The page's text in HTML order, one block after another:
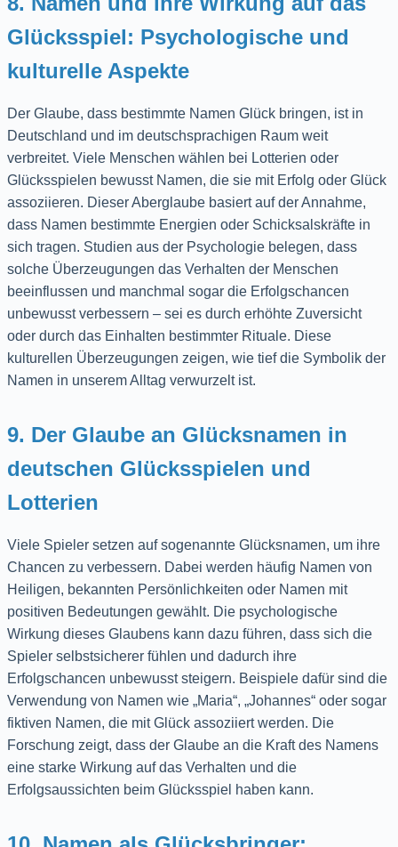
Glücksspiel: Psychologische und
kulturelle Aspekte
Der Glaube, dass bestimmte Namen Glück bringen, ist in
Deutschland und im deutschsprachigen Raum weit
verbreitet. Viele Menschen wählen bei Lotterien oder
Glücksspielen bewusst Namen, die sie mit Erfolg oder Glück
assoziieren. Dieser Aberglaube basiert auf der Annahme,
dass Namen bestimmte Energien oder Schicksalskräfte in
sich tragen. Studien aus der Psychologie belegen, dass
solche Überzeugungen das Verhalten der Menschen
beeinflussen und manchmal sogar die Erfolgschancen
unbewusst verbessern – sei es durch erhöhte Zuversicht
oder durch das Einhalten bestimmter Rituale. Diese
kulturellen Überzeugungen zeigen, wie tief die Symbolik der
Namen in unserem Alltag verwurzelt ist.
9. Der Glaube an Glücksnamen in
deutschen Glücksspielen und
Lotterien
Viele Spieler setzen auf sogenannte Glücksnamen, um ihre
Chancen zu verbessern. Dabei werden häufig Namen von
Heiligen, bekannten Persönlichkeiten oder Namen mit
positiven Bedeutungen gewählt. Die psychologische
Wirkung dieses Glaubens kann dazu führen, dass sich die
Spieler selbstsicherer fühlen und dadurch ihre
Erfolgschancen unbewusst steigern. Beispiele dafür sind die
Verwendung von Namen wie „Maria“, „Johannes“ oder sogar
fiktiven Namen, die mit Glück assoziiert werden. Die
Forschung zeigt, dass der Glaube an die Kraft des Namens
eine starke Wirkung auf das Verhalten und die
Erfolgsaussichten beim Glücksspiel haben kann.